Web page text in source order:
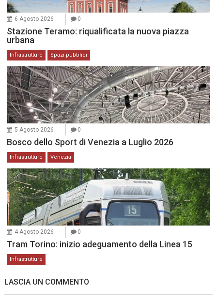
6 Agosto 2026 0
Stazione Teramo: riqualificata la nuova piazza
urbana
Infrastrutture Spazi pubblici
5 Agosto 2026 0
Bosco dello Sport di Venezia a Luglio 2026
Infrastrutture Venezia
4 Agosto 2026 0
Tram Torino: inizio adeguamento della Linea 15
Infrastrutture
LASCIA UN COMMENTO